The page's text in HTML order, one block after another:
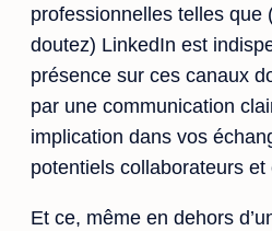
professionnelles telles que
doutez) LinkedIn est
présence sur ces canaux
par une communication
implication dans vos
potentiels collaborateurs et
Et ce, même en dehors